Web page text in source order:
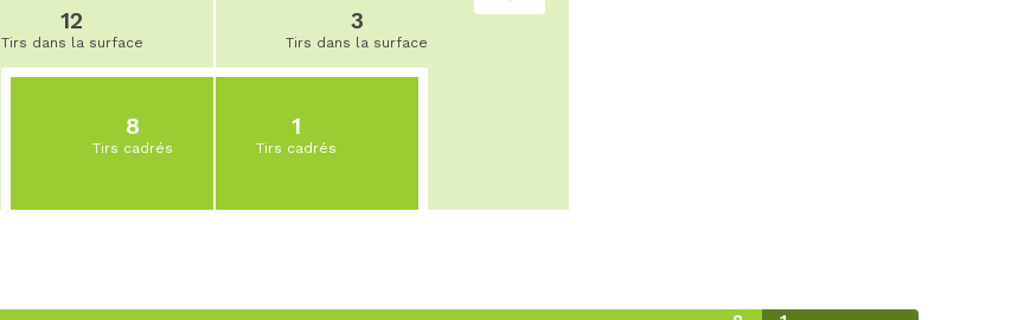
12
Tirs dans la surface
8
Tirs cadrés
3
Tirs dans la surface
1
Tirs cadrés